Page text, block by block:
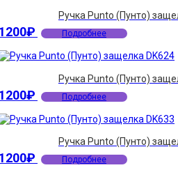
Ручка Punto (Пунто)
₽ Подробнее
Ручка Punto (Пунто)
₽ Подробнее
Ручка Punto (Пунто)
₽ Подробнее